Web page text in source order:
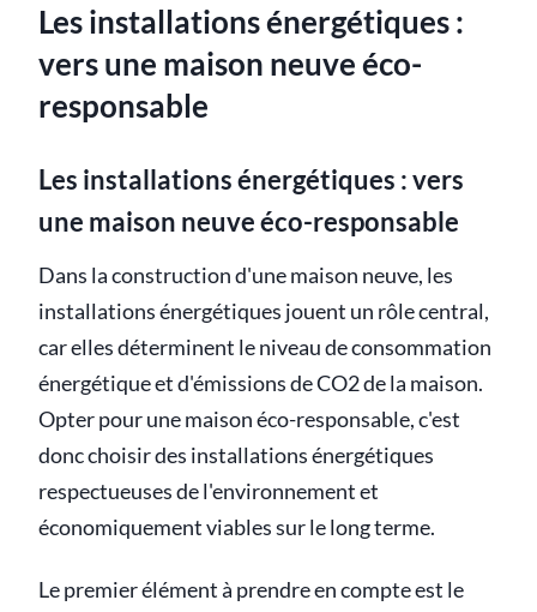
Les installations énergétiques :
vers une maison neuve éco-
responsable
Les installations énergétiques : vers
une maison neuve éco-responsable
Dans la construction d'une maison neuve, les
installations énergétiques jouent un rôle central,
car elles déterminent le niveau de consommation
énergétique et d'émissions de CO2 de la maison.
Opter pour une maison éco-responsable, c'est
donc choisir des installations énergétiques
respectueuses de l'environnement et
économiquement viables sur le long terme.
Le premier élément à prendre en compte est le